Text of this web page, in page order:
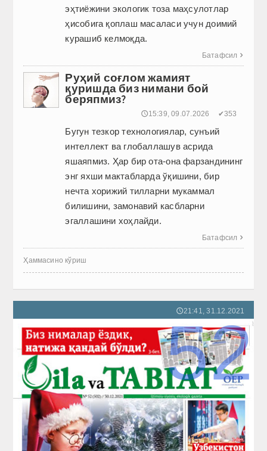
эҳтиёжини экологик тоза маҳсулотлар
ҳисобига қоплаш масаласи учун доимий
курашиб келмоқда.
Батафсил 
Руҳий соғлом жамият
қуришда биз нимани бой
беряпмиз?
🕔15:39, 09.07.2026 ✔353
Бугун тезкор технологиялар, сунъий
интеллект ва глобаллашув асрида
яшаяпмиз. Ҳар бир ота-она фарзандининг
энг яхши мактабларда ўқишини, бир
нечта хорижий тилларни мукаммал
билишини, замонавий касбларни
эгаллашини хоҳлайди.
Батафсил 
Ҳаммасино кўриш
🕔21:41, 31.12.2021
52